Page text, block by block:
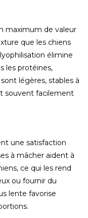
maximum de valeur
que les chiens
élimine
les protéines,
légères, stables à
souvent facilement
une satisfaction
à mâcher aident à
ce qui les rend
ou fournir du
lente favorise